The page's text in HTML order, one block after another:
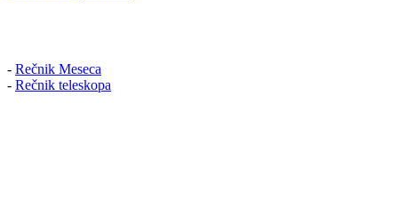
- Rečnik Meseca
- Rečnik teleskopa